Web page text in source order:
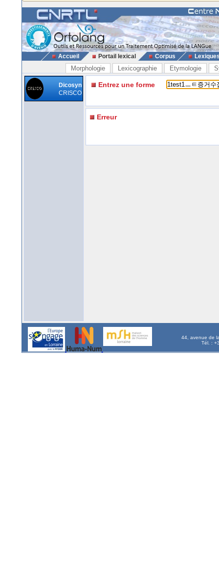
Accueil Portail lexical Corpus
Morphologie Lexicographie Etymologie
Dicosyn
CRISCO
Entrez une forme
Erreur
44, avenue de
Tél. :